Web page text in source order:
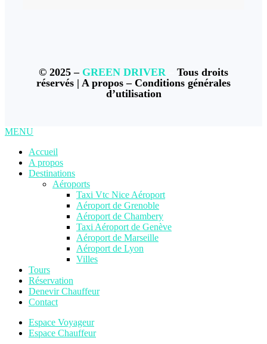
© 2025 – GREEN DRIVER
Tous droits
réservés | A propos – Conditions générales
d’utilisation
MENU
Accueil
A propos
Destinations
Aéroports
Taxi Vtc Nice Aéroport
Aéroport de Grenoble
Aéroport de Chambery
Taxi Aéroport de Genève
Aéroport de Marseille
Aéroport de Lyon
Villes
Tours
Réservation
Denevir Chauffeur
Contact
Espace Voyageur
Espace Chauffeur